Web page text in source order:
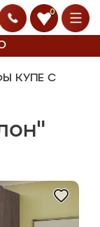
0
КУПЕ С